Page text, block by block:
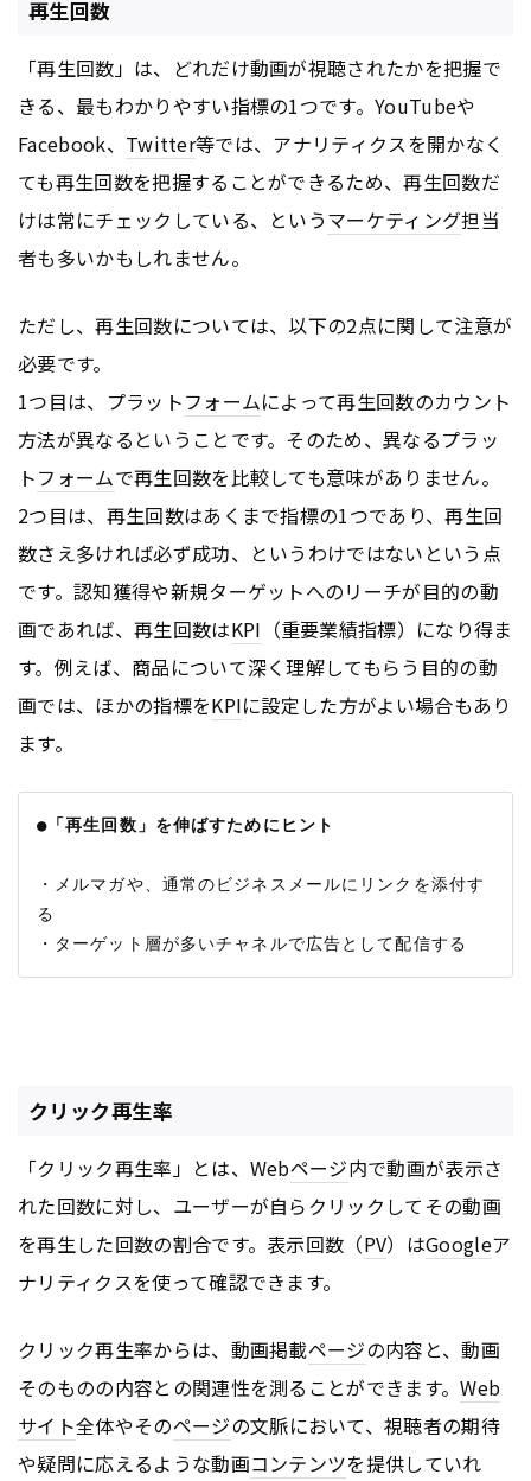
再生回数
「再生回数」は、どれだけ動画が視聴されたかを把握で
きる、最もわかりやすい指標の1つです。YouTubeや
Facebook、 Twitter等では、アナリティクスを開かなく
ても再生回数を把握することができるため、再生回数だ
けは常にチェックしている、というマーケティング担当
者も多いかもしれません。
ただし、再生回数については、以下の2点に関して注意が
必要です。
1つ目は、プラットフォームによって再生回数のカウント
方法が異なるということです。そのため、異なるプラッ
トフォームで再生回数を比較しても意味がありません。
2つ目は、再生回数はあくまで指標の1つであり、再生回
数さえ多ければ必ず成功、というわけではないという点
です。認知獲得や新規ターゲットへのリーチが目的の動
画であれば、再生回数はKPI （重要業績指標）になり得ま
す。例えば、商品について深く理解してもらう目的の動
画では、ほかの指標をKPIに設定した方がよい場合もあり
ます。
●「再生回数」を伸ばすためにヒント
・メルマガや、通常のビジネスメールにリンクを添付す
る
クリック再生率
「クリック再生率」とは、Webページ内で動画が表示さ
れた回数に対し、ユーザーが自らクリックしてその動画
を再生した回数の割合です。表示回数（PV）はGoogleア
ナリティクスを使って確認できます。
クリック再生率からは、動画掲載ページの内容と、動画
そのものの内容との関連性を測ることができます。Web
サイト全体やそのページの文脈において、視聴者の期待
や疑問に応えるような動画コンテンツを提供していれ